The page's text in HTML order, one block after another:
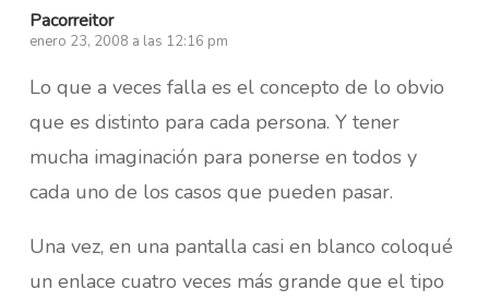
Pacorreitor
enero 23, 2008 a las 12:16 pm
Lo que a veces falla es el concepto de lo obvio
que es distinto para cada persona. Y tener
mucha imaginación para ponerse en todos y
cada uno de los casos que pueden pasar.
Una vez, en una pantalla casi en blanco coloqué
un enlace cuatro veces más grande que el tipo